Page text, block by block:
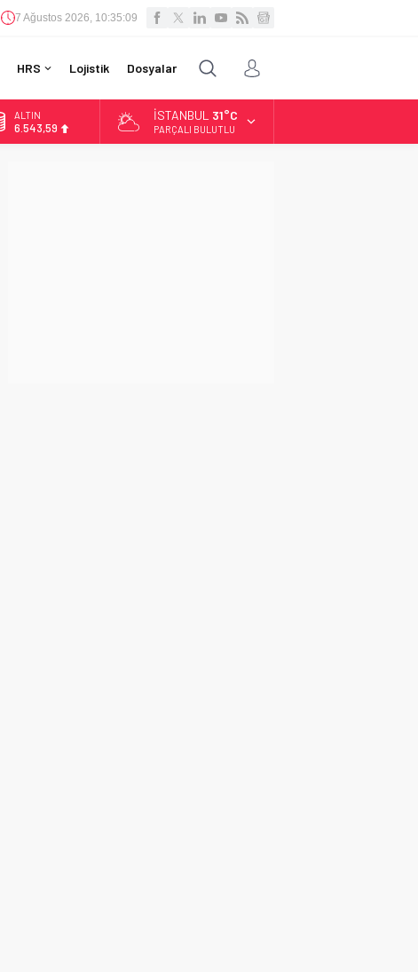
7 Ağustos 2026, 10:35:10
HRS Lojistik Dosyalar
ALTIN
6.543,59
İSTANBUL 31°C
PARÇALI BULUTLU